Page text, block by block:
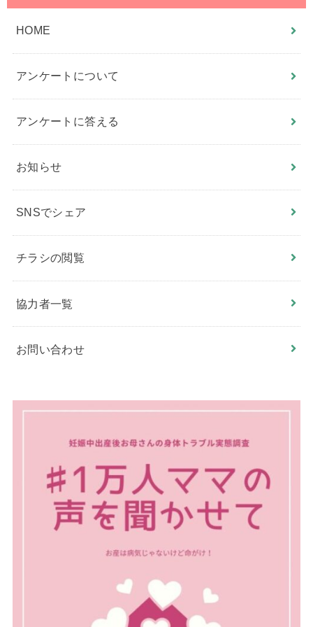
HOME
アンケートについて
アンケートに答える
お知らせ
SNSでシェア
チラシの閲覧
協力者一覧
お問い合わせ